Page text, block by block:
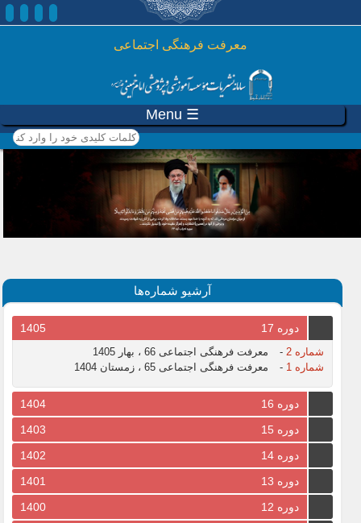
رفتن به محتوای اصلی
معرفت فرهنگی اجتماعی
☰ Menu
کلمات کلیدی خود را وارد
کنید
آرشیو شماره‌ها
دوره 17 1405
شماره 2 -
معرفت فرهنگی اجتماعی 66 ، بهار 1405
شماره 1
- معرفت فرهنگی اجتماعی 65 ، زمستان 1404
دوره 16
1404
دوره 15
1403
دوره 14
1402
دوره 13
1401
دوره 12
1400